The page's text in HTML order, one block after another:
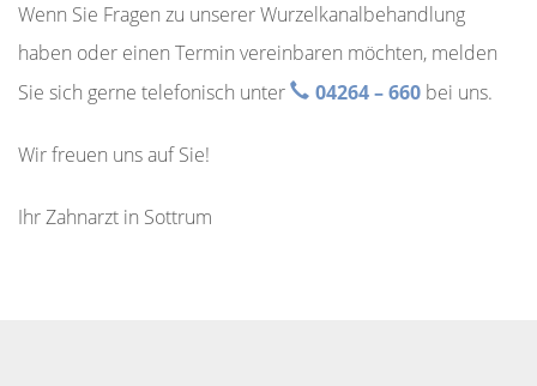
Wenn Sie Fragen zu unserer Wurzelkanalbehandlung
haben oder einen Termin vereinbaren möchten, melden
Sie sich gerne telefonisch unter
04264 – 660 bei uns.
Wir freuen uns auf Sie!
Ihr Zahnarzt in Sottrum